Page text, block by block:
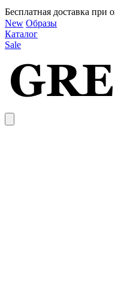
Бесплатная доставка при
New Образы
Каталог
Sale